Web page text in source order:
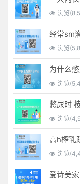
浏览
经常sm
浏览
为什么
浏览
浏览
高h榨乳
浏览
爱诗美